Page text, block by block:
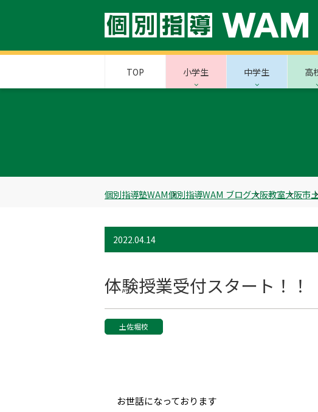
TOP 小学生 中学生 高
個別指導塾WAM個別指導WAM ブログ大阪教室大阪市
2022.04.14
体験授業受付スタート！！
土佐堀校
お世話になっております